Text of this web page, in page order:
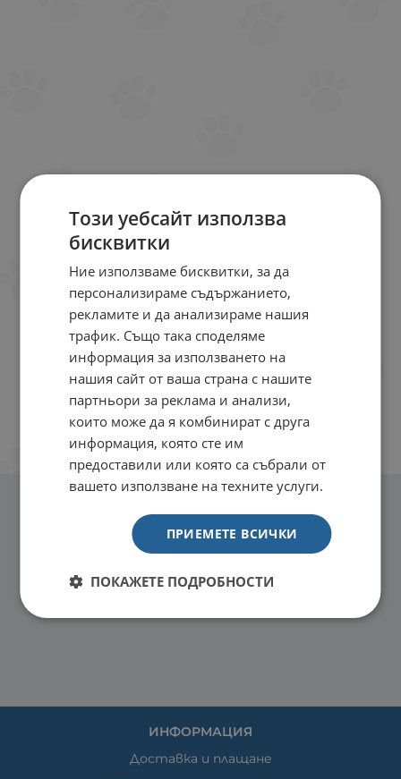
ИНФОРМАЦИЯ
Доставка и плащане
Този уебсайт използва
бисквитки
Ние използваме бисквитки, за да
персонализираме съдържанието,
рекламите и да анализираме нашия
трафик. Също така споделяме
информация за използването на
нашия сайт от ваша страна с нашите
партньори за реклама и анализи,
които може да я комбинират с друга
информация, която сте им
предоставили или която са събрали от
вашето използване на техните услуги.
ПРИЕМЕТЕ ВСИЧКИ
ПОКАЖЕТЕ ПОДРОБНОСТИ